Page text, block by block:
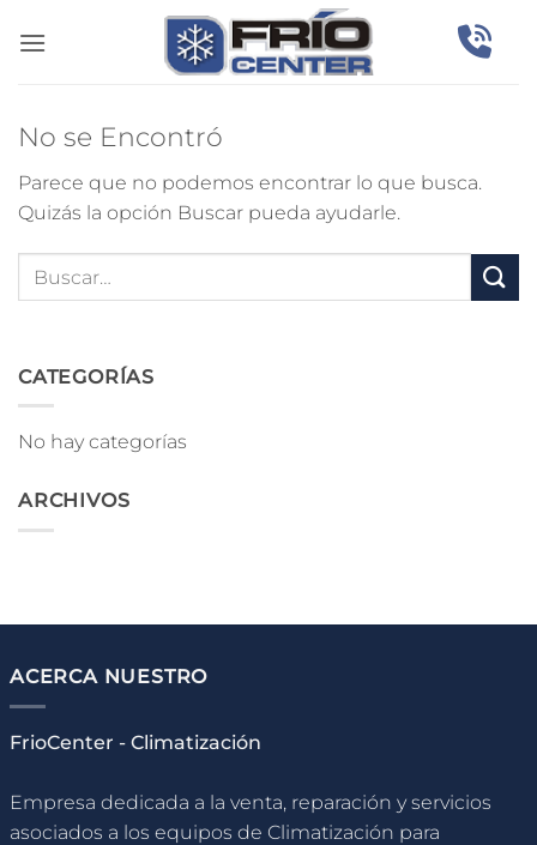
No se Encontró
Parece que no podemos encontrar lo que busca.
Quizás la opción Buscar pueda ayudarle.
CATEGORÍAS
No hay categorías
ARCHIVOS
ACERCA NUESTRO
FrioCenter - Climatización
Empresa dedicada a la venta, reparación y servicios
asociados a los equipos de Climatización para